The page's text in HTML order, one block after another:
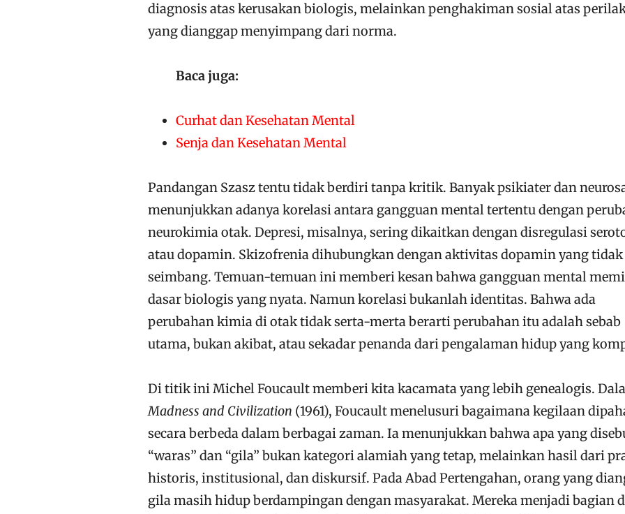
diagnosis atas kerusakan biologis, melainkan penghakiman sosial atas
yang dianggap menyimpang dari norma.
Baca juga:
Curhat dan Kesehatan Mental
Senja dan Kesehatan Mental
Pandangan Szasz tentu tidak berdiri tanpa kritik. Banyak psikiater dan
menunjukkan adanya korelasi antara gangguan mental tertentu dengan
neurokimia otak. Depresi, misalnya, sering dikaitkan dengan disregulasi
atau dopamin. Skizofrenia dihubungkan dengan aktivitas dopamin yang tidak
seimbang. Temuan-temuan ini memberi kesan bahwa gangguan mental
dasar biologis yang nyata. Namun korelasi bukanlah identitas. Bahwa ada
perubahan kimia di otak tidak serta-merta berarti perubahan itu adalah sebab
utama, bukan akibat, atau sekadar penanda dari pengalaman hidup yang
Di titik ini Michel Foucault memberi kita kacamata yang lebih genealogis.
Madness and Civilization (1961), Foucault menelusuri bagaimana kegilaan
secara berbeda dalam berbagai zaman. Ia menunjukkan bahwa apa yang
“waras” dan “gila” bukan kategori alamiah yang tetap, melainkan hasil dari
historis, institusional, dan diskursif. Pada Abad Pertengahan, orang yang
gila masih hidup berdampingan dengan masyarakat. Mereka menjadi bagian